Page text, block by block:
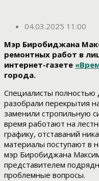
04.03.2025 11:00
Мэр Биробиджана
ремонтных работ в
интернет-газете
города.
Специалисты
разобрали перекрытия
заменили стропильную
время работают на
графику, отставаний
материалы поступают в
мэр Биробиджана
представителем
проблемные вопросы.